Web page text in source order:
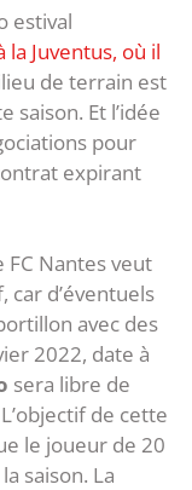
estival
Juventus, où il
de terrain est
saison. Et l’idée
pour
expirant
Nantes veut
d’éventuels
avec des
2022, date à
sera libre de
de cette
le joueur de 20
saison. La